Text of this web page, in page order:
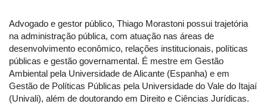
Advogado e gestor público, Thiago Morastoni possui trajetória
na administração pública, com atuação nas áreas de
desenvolvimento econômico, relações institucionais, políticas
públicas e gestão governamental. É mestre em Gestão
Ambiental pela Universidade de Alicante (Espanha) e em
Gestão de Políticas Públicas pela Universidade do Vale do Itajaí
(Univali), além de doutorando em Direito e Ciências Jurídicas.